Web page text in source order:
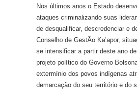
Nos últimos anos o Estado
ataques criminalizando suas
de desqualificar, descredenciar e
Conselho de GestÃo Ka’apor,
se intensificar a partir deste ano
projeto político do Governo
extermínio dos povos indígenas
demarcação do seu território e do